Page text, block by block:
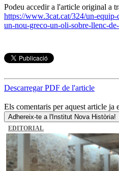
Podeu accedir a l'article original a
https://www.3cat.cat/324/un-
un-nou-greco-un-oli-sobre-llenc-
Descarregar PDF de l'article
Els comentaris per aquest article ja
Adhereix-te a l'Institut Nova Història!
EDITORIAL